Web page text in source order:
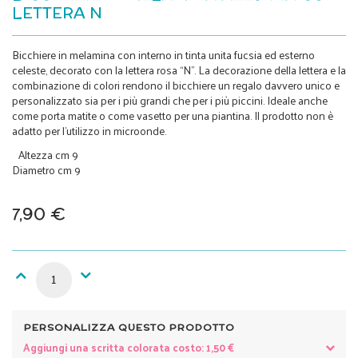
LETTERA N
Bicchiere in melamina con interno in tinta unita fucsia ed esterno
celeste, decorato con la lettera rosa “N”. La decorazione della lettera e la
combinazione di colori rendono il bicchiere un regalo davvero unico e
personalizzato sia per i più grandi che per i più piccini. Ideale anche
come porta matite o come vasetto per una piantina. Il prodotto non è
adatto per l’utilizzo in microonde.
Altezza cm 9
Diametro cm 9
7,90 €
PERSONALIZZA QUESTO PRODOTTO
Aggiungi una scritta colorata costo: 1,50 €